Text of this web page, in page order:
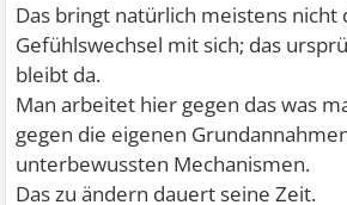
Das bringt natürlich meistens nicht
Gefühlswechsel mit sich; das
bleibt da.
Man arbeitet hier gegen das was
gegen die eigenen
unterbewussten Mechanismen.
Das zu ändern dauert seine Zeit.